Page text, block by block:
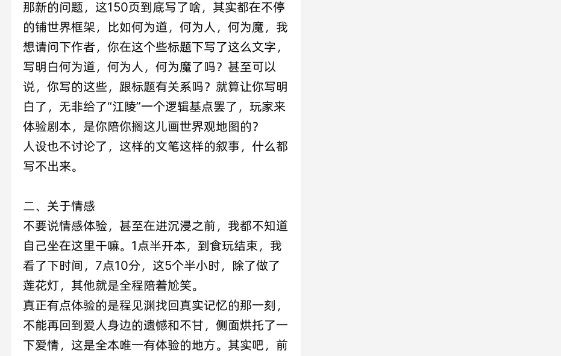
那新的问题，这150页到底写了啥，其实都在不停
的铺世界框架，比如何为道，何为人，何为魔，我
想请问下作者，你在这个些标题下写了这么文字，
写明白何为道，何为人，何为魔了吗？甚至可以
说，你写的这些，跟标题有关系吗？就算让你写明
白了，无非给了“江陵”一个逻辑基点罢了，玩家来
体验剧本，是你陪你搁这儿画世界观地图的？
人设也不讨论了，这样的文笔这样的叙事，什么都
写不出来。
二、关于情感
不要说情感体验，甚至在进沉浸之前，我都不知道
自己坐在这里干嘛。1点半开本，到食玩结束，我
看了下时间，7点10分，这5个半小时，除了做了
莲花灯，其他就是全程陪着尬笑。
真正有点体验的是程见渊找回真实记忆的那一刻，
不能再回到爱人身边的遗憾和不甘，侧面烘托了一
下爱情，这是全本唯一有体验的地方。其实吧，前